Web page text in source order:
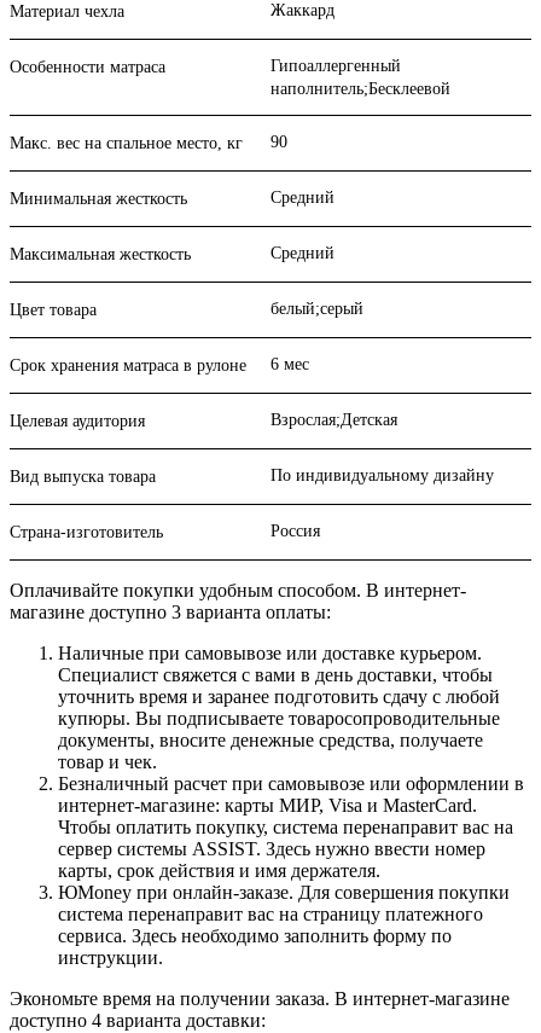
Материал чехла Жаккард
Особенности матраса
Гипоаллергенный
наполнитель;Бесклеевой
Макс. вес на спальное место, кг 90
Минимальная жесткость Средний
Максимальная жесткость Средний
Цвет товара белый;серый
Срок хранения матраса в рулоне 6 мес
Целевая аудитория Взрослая;Детская
Вид выпуска товара По индивидуальному дизайну
Страна-изготовитель Россия
Оплачивайте покупки удобным способом. В интернет-
магазине доступно 3 варианта оплаты:
Наличные при самовывозе или доставке курьером.
Специалист свяжется с вами в день доставки, чтобы
уточнить время и заранее подготовить сдачу с любой
купюры. Вы подписываете товаросопроводительные
документы, вносите денежные средства, получаете
товар и чек.
Безналичный расчет при самовывозе или оформлении в
интернет-магазине: карты МИР, Visa и MasterCard.
Чтобы оплатить покупку, система перенаправит вас на
сервер системы ASSIST. Здесь нужно ввести номер
карты, срок действия и имя держателя.
ЮMoney при онлайн-заказе. Для совершения покупки
система перенаправит вас на страницу платежного
сервиса. Здесь необходимо заполнить форму по
инструкции.
Экономьте время на получении заказа. В интернет-магазине
доступно 4 варианта доставки: